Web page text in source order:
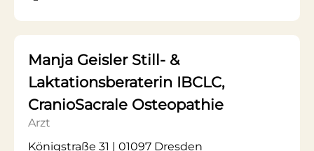
Manja Geisler Still- &
Laktationsberaterin IBCLC,
CranioSacrale Osteopathie
Arzt
Königstraße 31 | 01097 Dresden